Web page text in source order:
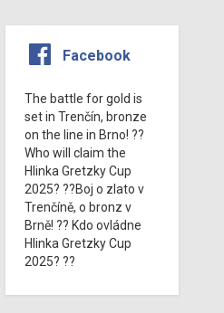
Facebook
The battle for gold is
set in Trenčín, bronze
on the line in Brno! ??
Who will claim the
Hlinka Gretzky Cup
2025? ??Boj o zlato v
Trenčíně, o bronz v
Brně! ?? Kdo ovládne
Hlinka Gretzky Cup
2025? ??